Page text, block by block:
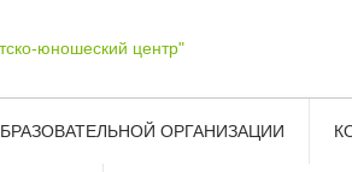
ОРГАНИЗАЦИИ